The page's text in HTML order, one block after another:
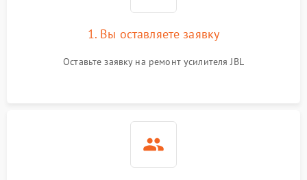
1. Вы оставляете заявку
Оставьте заявку на ремонт усилителя JBL